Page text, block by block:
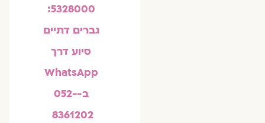
5328000:
גברים דתיים
סיוע דרך
WhatsApp
ב-052-
8361202